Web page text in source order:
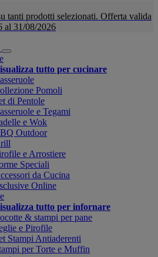
tanti prodotti selezionati. Offerta valida
al 31/08/2026
tutto per cucinare
Pomoli
di Pentole
e Tegami
e Wok
Outdoor
e Arrostiere
Speciali
da Cucina
Online
tutto per infornare
& stampi per pane
e Pirofile
Stampi Antiaderenti
per Torte e Muffin